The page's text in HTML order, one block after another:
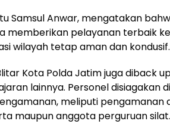
Samsul Anwar, mengatakan
memberikan pelayanan terbaik
wilayah tetap aman dan kondusif.
Kota Polda Jatim juga diback
lainnya. Personel disiagakan
meliputi pengamanan
maupun anggota perguruan silat.